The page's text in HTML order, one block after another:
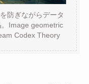
防ぎながらデータ
Image geometric
Codex Theory